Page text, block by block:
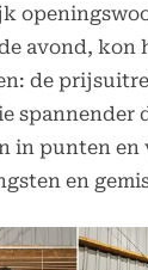
avond, kon
de
spannender
in punten en
en